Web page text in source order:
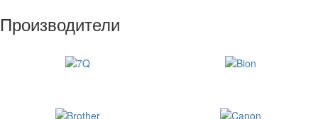
Производители